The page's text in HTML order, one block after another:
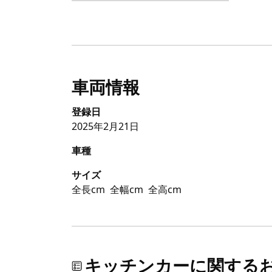
車両情報
登録日
2025年2月21日
車種
サイズ
全長cm 全幅cm 全高cm
キッチンカーに関する